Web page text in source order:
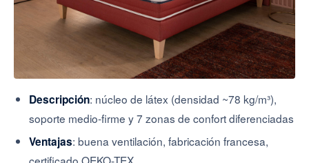
Descripción: núcleo de látex (densidad ~78 kg/m³),
soporte medio-firme y 7 zonas de confort diferenciadas
Ventajas: buena ventilación, fabricación francesa,